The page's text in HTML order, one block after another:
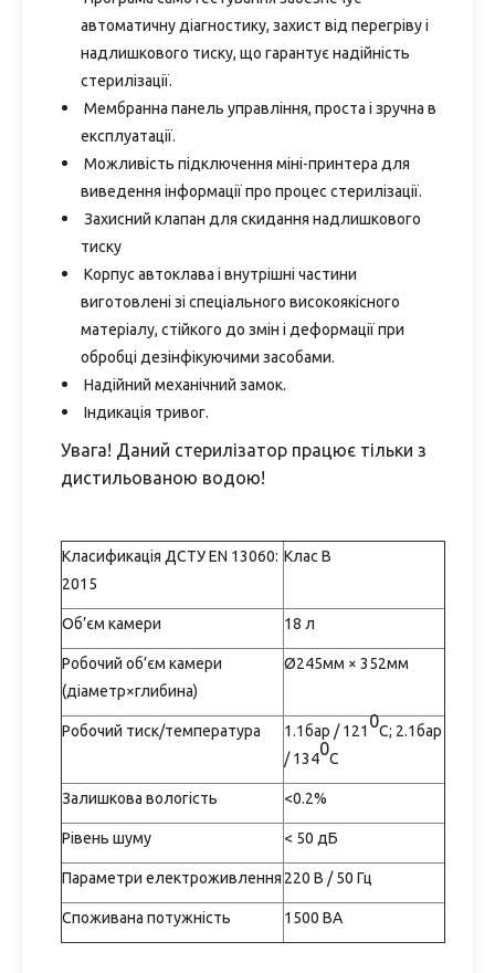
автоматичну діагностику, захист від перегріву і
надлишкового тиску, що гарантує надійність
стерилізації.
Мембранна панель управління, проста і зручна в
експлуатації.
Можливість підключення міні-принтера для
виведення інформації про процес стерилізації.
Захисний клапан для скидання надлишкового
тиску
Корпус автоклава і внутрішні частини
виготовлені зі спеціального високоякісного
матеріалу, стійкого до змін і деформації при
обробці дезінфікуючими засобами.
Надійний механічний замок.
Індикація тривог.
Увага! Даний стерилізатор працює тільки з
дистильованою водою!
Класификація ДСТУ EN 13060:
2015
Клас B
Об’єм камери 18 л
Робочий об’єм камери
(діаметр×глибина)
Ø245мм × 352мм
Робочий тиск/температура 1.1бар / 1210С; 2.1бар
/ 1340С
Залишкова вологість <0.2%
Рівень шуму < 50 дБ
Параметри електроживлення 220 В / 50 Гц
Споживана потужність 1500 ВА